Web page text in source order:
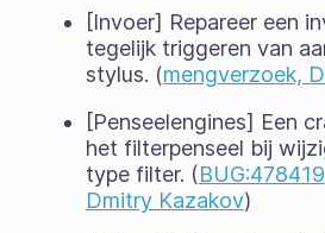
[Invoer] Repareer een
tegelijk triggeren van
stylus. (mengverzoek,
[Penseelengines] Een
het filterpenseel bij
type filter. (BUG:478419
Dmitry Kazakov)